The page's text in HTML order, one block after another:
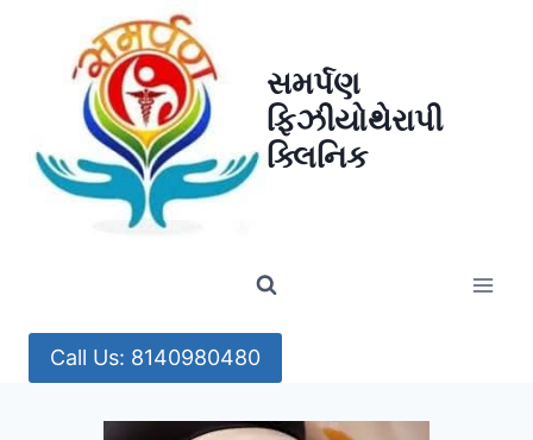
સમર્પણ
ફિઝીયોથેરાપી
ક્લિનિક
Call Us: 8140980480